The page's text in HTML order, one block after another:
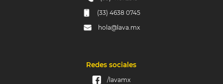
(33) 4638 0745
hola@lava.mx
Redes sociales
/lavamx